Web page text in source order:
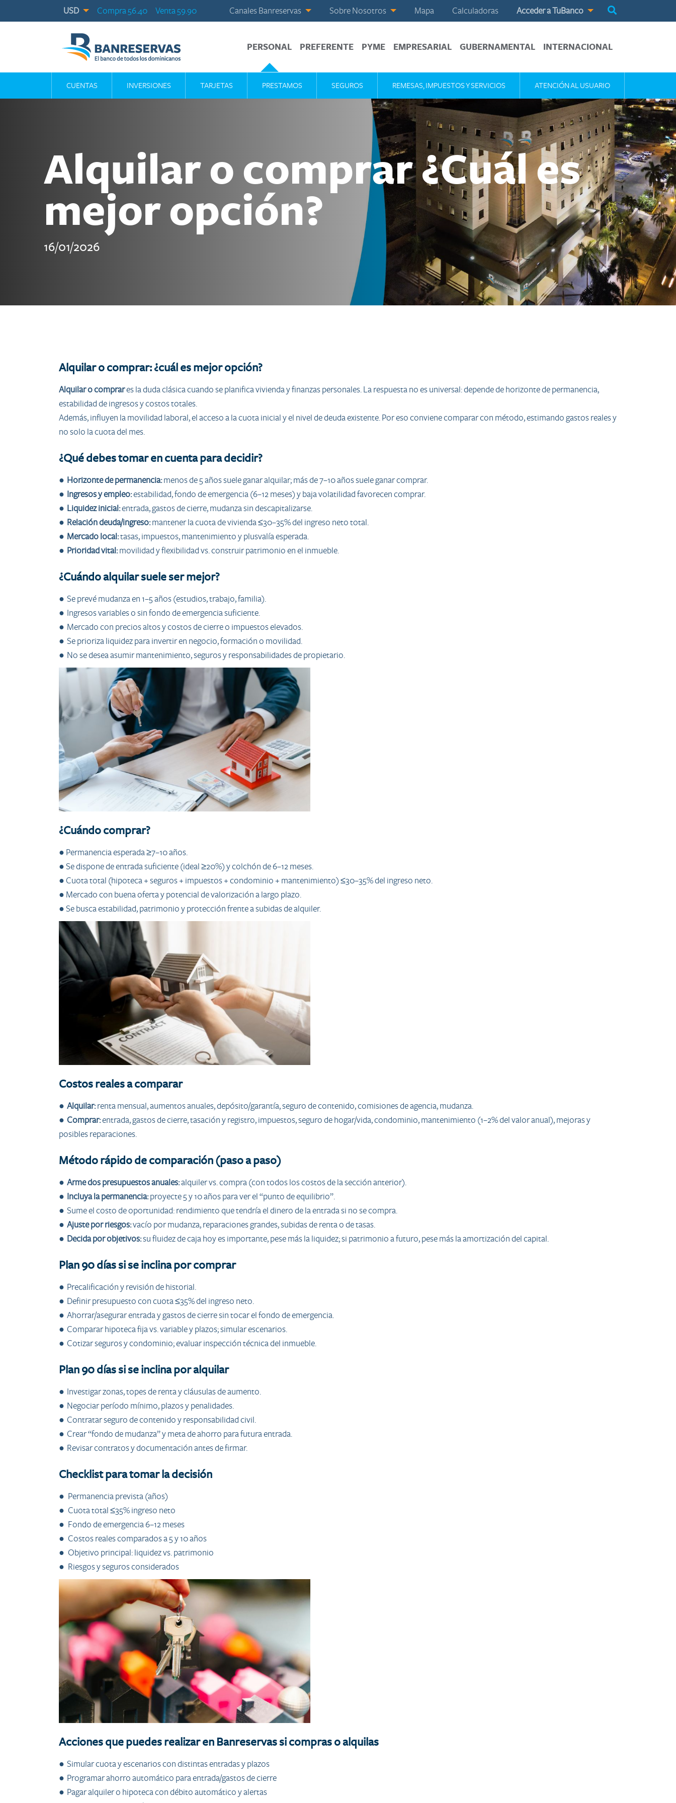
USD Compra 56.40 Venta 59.90 Canales Banreservas Sobre Nosotros Mapa Calculadoras Acceder a TuBanco
PERSONAL
CUENTAS INVERSIONES TARJETAS PRESTAMOS SEGUROS REMESAS, IMPUESTOS Y SERVICIOS ATENCIÓN AL USUARIO
PREFERENTE PYME EMPRESARIAL GUBERNAMENTAL INTERNACIONAL
Alquilar o comprar ¿Cuál es
mejor opción?
16/01/2026
Alquilar o comprar: ¿cuál es mejor opción?
Alquilar o comprares la duda clásica cuando se planifica vivienda y finanzas personales. La respuesta no es universal: depende de horizonte de permanencia,
estabilidad de ingresos y costos totales.
Además, influyen la movilidad laboral, el acceso a la cuota inicial y el nivel de deuda existente. Por eso conviene comparar con método, estimando gastos reales y
no solo la cuota del mes.
¿Qué debes tomar en cuenta para decidir?
● Horizonte de permanencia:menos de 5 años suele ganar alquilar; más de 7–10 años suele ganar comprar.
● Ingresos y empleo:estabilidad, fondo de emergencia (6–12 meses) y baja volatilidad favorecen comprar.
● Liquidez inicial:entrada, gastos de cierre, mudanza sin descapitalizarse.
● Relación deuda/ingreso:mantener la cuota de vivienda ≤30–35% del ingreso neto total.
● Mercado local:tasas, impuestos, mantenimiento y plusvalía esperada.
● Prioridad vital:movilidad y flexibilidad vs. construir patrimonio en el inmueble.
¿Cuándo alquilar suele ser mejor?
● Se prevé mudanza en 1–5 años (estudios, trabajo, familia).
● Ingresos variables o sin fondo de emergencia suficiente.
● Mercado con precios altos y costos de cierre o impuestos elevados.
● Se prioriza liquidez para invertir en negocio, formación o movilidad.
● No se desea asumir mantenimiento, seguros y responsabilidades de propietario.
¿Cuándo comprar?
● Permanencia esperada ≥7–10 años.
● Se dispone de entrada suficiente (ideal ≥20%) y colchón de 6–12 meses.
● Cuota total (hipoteca + seguros + impuestos + condominio + mantenimiento) ≤30–35% del ingreso neto.
● Mercado con buena oferta y potencial de valorización a largo plazo.
● Se busca estabilidad, patrimonio y protección frente a subidas de alquiler.
Costos reales a comparar
● Alquilar:renta mensual, aumentos anuales, depósito/garantía, seguro de contenido, comisiones de agencia, mudanza.
● Comprar:entrada, gastos de cierre, tasación y registro, impuestos, seguro de hogar/vida, condominio, mantenimiento (1–2% del valor anual), mejoras y
posibles reparaciones.
Método rápido de comparación (paso a paso)
● Arme dos presupuestos anuales:alquiler vs. compra (con todos los costos de la sección anterior).
● Incluya la permanencia:proyecte 5 y 10 años para ver el “punto de equilibrio”.
● Sume el costo de oportunidad: rendimiento que tendría el dinero de la entrada si no se compra.
● Ajuste por riesgos:vacío por mudanza, reparaciones grandes, subidas de renta o de tasas.
● Decida por objetivos:su fluidez de caja hoy es importante, pese más la liquidez; si patrimonio a futuro, pese más la amortización del capital.
Plan 90 días si se inclina por comprar
● Precalificación y revisión de historial.
● Definir presupuesto con cuota ≤35% del ingreso neto.
● Ahorrar/asegurar entrada y gastos de cierre sin tocar el fondo de emergencia.
● Comparar hipoteca fija vs. variable y plazos; simular escenarios.
● Cotizar seguros y condominio; evaluar inspección técnica del inmueble.
Plan 90 días si se inclina por alquilar
● Investigar zonas, topes de renta y cláusulas de aumento.
● Negociar período mínimo, plazos y penalidades.
● Contratar seguro de contenido y responsabilidad civil.
● Crear “fondo de mudanza” y meta de ahorro para futura entrada.
● Revisar contratos y documentación antes de firmar.
Checklist para tomar la decisión
● Permanencia prevista (años)
● Cuota total ≤35% ingreso neto
● Fondo de emergencia 6–12 meses
● Costos reales comparados a 5 y 10 años
● Objetivo principal: liquidez vs. patrimonio
● Riesgos y seguros considerados
Acciones que puedes realizar en Banreservas si compras o alquilas
● Simular cuota y escenarios con distintas entradas y plazos
● Programar ahorro automático para entrada/gastos de cierre
● Pagar alquiler o hipoteca con débito automático y alertas